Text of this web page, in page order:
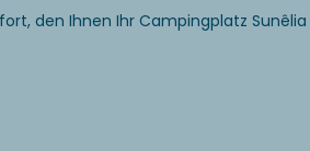
den Ihnen Ihr Campingplatz Sunêlia